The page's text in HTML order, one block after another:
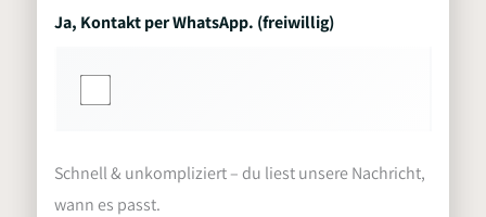
Ja, Kontakt per WhatsApp. (freiwillig)
Schnell & unkompliziert – du liest unsere Nachricht,
wann es passt.